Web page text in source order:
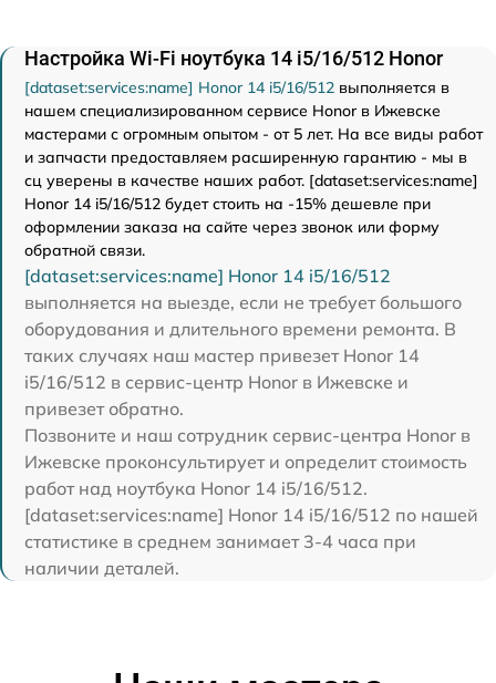
Настройка Wi-Fi ноутбука 14 i5/16/512 Honor
[dataset:services:name] Honor 14 i5/16/512 выполняется в
нашем специализированном сервисе Honor в Ижевске
мастерами с огромным опытом - от 5 лет. На все виды работ
и запчасти предоставляем расширенную гарантию - мы в
сц уверены в качестве наших работ. [dataset:services:name]
Honor 14 i5/16/512 будет стоить на -15% дешевле при
оформлении заказа на сайте через звонок или форму
обратной связи.
[dataset:services:name] Honor 14 i5/16/512
выполняется на выезде, если не требует большого
оборудования и длительного времени ремонта. В
таких случаях наш мастер привезет Honor 14
i5/16/512 в сервис-центр Honor в Ижевске и
привезет обратно.
Позвоните и наш сотрудник сервис-центра Honor в
Ижевске проконсультирует и определит стоимость
работ над ноутбука Honor 14 i5/16/512.
[dataset:services:name] Honor 14 i5/16/512 по нашей
статистике в среднем занимает 3-4 часа при
наличии деталей.